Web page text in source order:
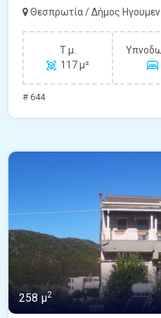
Θεσπρωτία / Δήμος
Τ.μ.
117 μ²
# 644
258 μ2